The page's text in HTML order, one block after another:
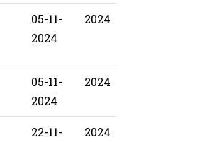
05-11-
2024
2024
05-11-
2024
2024
22-11-
2024